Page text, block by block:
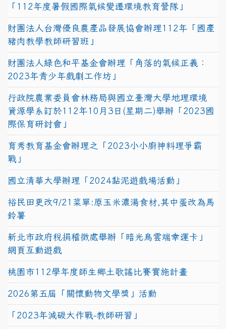
「112年度暑假國際氣候變遷環境教育營隊」
財團法人台灣優良農產品發展協會辦理112年「國產
豬肉教學教師研習班」
財團法人綠色和平基金會辦理「角落的氣候正義：
2023年青少年戲劇工作坊」
行政院農業委員會林務局與國立臺灣大學地理環境
資源學系訂於112年10月3日(星期二)舉辦「2023國
際保育研討會」
育秀教育基金會辦理之「2023小小廚神料理爭霸
戰」
國立清華大學辦理「2024黏泥遊戲場活動」
裕民田更改9/21菜單:原玉米濃湯食材,其中蛋改為馬
鈴薯
新北市政府稅捐稽徵處舉辦「暗光鳥雲端幸運卡」
網頁互動遊戲
桃園市112學年度師生鄉土歌謠比賽實施計畫
2026第五屆「關懷動物文學獎」活動
「2023年減碳大作戰-教師研習」